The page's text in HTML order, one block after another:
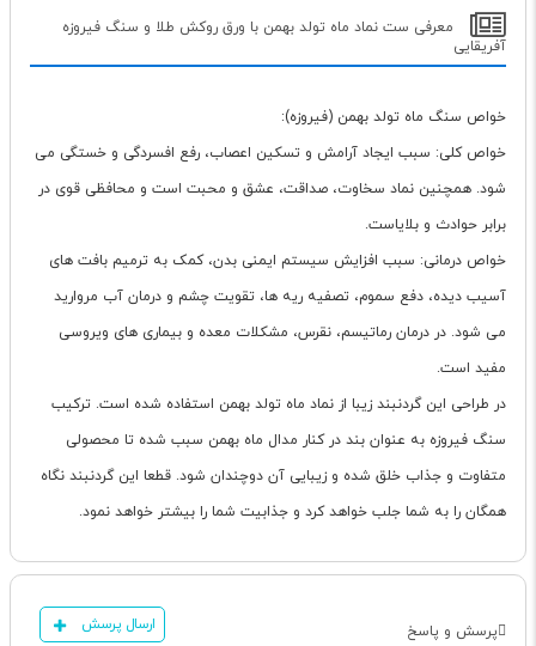
معرفی ست نماد ماه تولد بهمن با ورق روکش طلا و سنگ فیروزه
آفریقایی
خواص سنگ ماه تولد بهمن (فیروزه):
خواص کلی: سبب ایجاد آرامش و تسکین اعصاب، رفع افسردگی و خستگی می
شود. همچنین نماد سخاوت، صداقت، عشق و محبت است و محافظی قوی در
برابر حوادث و بلایاست.
خواص درمانی: سبب افزایش سیستم ایمنی بدن، کمک به ترمیم بافت های
آسیب دیده، دفع سموم، تصفیه ریه ها، تقویت چشم و درمان آب مروارید
می شود. در درمان رماتیسم، نقرس، مشکلات معده و بیماری های ویروسی
مفید است.
در طراحی این گردنبند زیبا از نماد ماه تولد بهمن استفاده شده است. ترکیب
سنگ فیروزه به عنوان بند در کنار مدال ماه بهمن سبب شده تا محصولی
متفاوت و جذاب خلق شده و زیبایی آن دوچندان شود. قطعا این گردنبند نگاه
همگان را به شما جلب خواهد کرد و جذابیت شما را بیشتر خواهد نمود.
پرسش و پاسخ ارسال پرسش